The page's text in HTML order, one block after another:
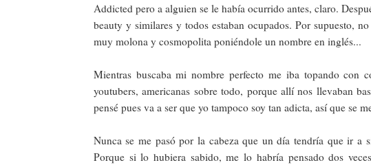
Addicted pero a alguien se le había ocurrido antes, claro.
beauty y similares y todos estaban ocupados. Por supuesto,
muy molona y cosmopolita poniéndole un nombre en inglés...
Mientras buscaba mi nombre perfecto me iba topando con
youtubers, americanas sobre todo, porque allí nos llevaban
pensé pues va a ser que yo tampoco soy tan adicta, así que se
Nunca se me pasó por la cabeza que un día tendría que ir a
Porque si lo hubiera sabido, me lo habría pensado dos